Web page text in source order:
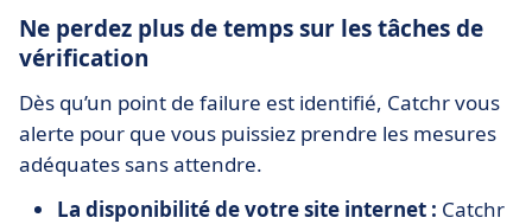
Ne perdez plus de temps sur les tâches de
vérification
Dès qu’un point de failure est identifié, Catchr vous
alerte pour que vous puissiez prendre les mesures
adéquates sans attendre.
La disponibilité de votre site internet : Catchr